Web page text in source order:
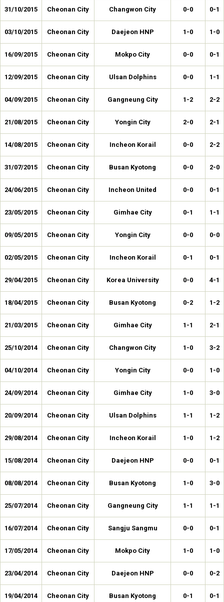
31/10/2015 Cheonan City Changwon City 0-0 0-1
03/10/2015 Cheonan City Daejeon HNP 1-0 1-0
16/09/2015 Cheonan City Mokpo City 0-0 0-1
12/09/2015 Cheonan City Ulsan Dolphins 0-0 1-1
04/09/2015 Cheonan City Gangneung City 1-2 2-2
21/08/2015 Cheonan City Yongin City 2-0 2-1
14/08/2015 Cheonan City Incheon Korail 0-0 2-2
31/07/2015 Cheonan City Busan Kyotong 0-0 2-0
24/06/2015 Cheonan City Incheon United 0-0 0-1
23/05/2015 Cheonan City Gimhae City 0-1 1-1
09/05/2015 Cheonan City Yongin City 0-0 0-0
02/05/2015 Cheonan City Incheon Korail 0-1 0-1
29/04/2015 Cheonan City Korea University 0-0 4-1
18/04/2015 Cheonan City Busan Kyotong 0-2 1-2
21/03/2015 Cheonan City Gimhae City 1-1 2-1
25/10/2014 Cheonan City Changwon City 1-0 3-2
04/10/2014 Cheonan City Yongin City 0-0 1-0
24/09/2014 Cheonan City Gimhae City 1-0 3-0
20/09/2014 Cheonan City Ulsan Dolphins 1-1 1-2
29/08/2014 Cheonan City Incheon Korail 1-0 1-2
15/08/2014 Cheonan City Daejeon HNP 0-0 0-1
08/08/2014 Cheonan City Busan Kyotong 1-0 3-0
25/07/2014 Cheonan City Gangneung City 1-1 1-1
16/07/2014 Cheonan City Sangju Sangmu 0-0 0-1
17/05/2014 Cheonan City Mokpo City 1-0 1-0
23/04/2014 Cheonan City Daejeon HNP 0-0 0-2
19/04/2014 Cheonan City Busan Kyotong 0-1 0-1